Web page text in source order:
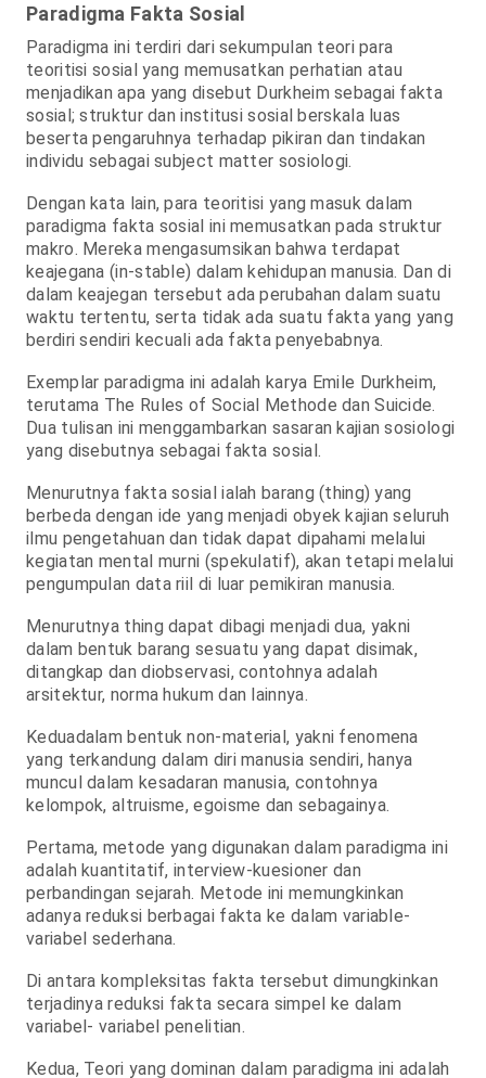
Paradigma Fakta Sosial
Paradigma ini terdiri dari sekumpulan teori para
teoritisi sosial yang memusatkan perhatian atau
menjadikan apa yang disebut Durkheim sebagai fakta
sosial; struktur dan institusi sosial berskala luas
beserta pengaruhnya terhadap pikiran dan tindakan
individu sebagai subject matter sosiologi.
Dengan kata lain, para teoritisi yang masuk dalam
paradigma fakta sosial ini memusatkan pada struktur
makro. Mereka mengasumsikan bahwa terdapat
keajegana (in-stable) dalam kehidupan manusia. Dan di
dalam keajegan tersebut ada perubahan dalam suatu
waktu tertentu, serta tidak ada suatu fakta yang yang
berdiri sendiri kecuali ada fakta penyebabnya.
Exemplar paradigma ini adalah karya Emile Durkheim,
terutama The Rules of Social Methode dan Suicide.
Dua tulisan ini menggambarkan sasaran kajian sosiologi
yang disebutnya sebagai fakta sosial.
Menurutnya fakta sosial ialah barang (thing) yang
berbeda dengan ide yang menjadi obyek kajian seluruh
ilmu pengetahuan dan tidak dapat dipahami melalui
kegiatan mental murni (spekulatif), akan tetapi melalui
pengumpulan data riil di luar pemikiran manusia.
Menurutnya thing dapat dibagi menjadi dua, yakni
dalam bentuk barang sesuatu yang dapat disimak,
ditangkap dan diobservasi, contohnya adalah
arsitektur, norma hukum dan lainnya.
Keduadalam bentuk non-material, yakni fenomena
yang terkandung dalam diri manusia sendiri, hanya
muncul dalam kesadaran manusia, contohnya
kelompok, altruisme, egoisme dan sebagainya.
Pertama, metode yang digunakan dalam paradigma ini
adalah kuantitatif, interview-kuesioner dan
perbandingan sejarah. Metode ini memungkinkan
adanya reduksi berbagai fakta ke dalam variable-
variabel sederhana.
Di antara kompleksitas fakta tersebut dimungkinkan
terjadinya reduksi fakta secara simpel ke dalam
variabel- variabel penelitian.
Kedua, Teori yang dominan dalam paradigma ini adalah